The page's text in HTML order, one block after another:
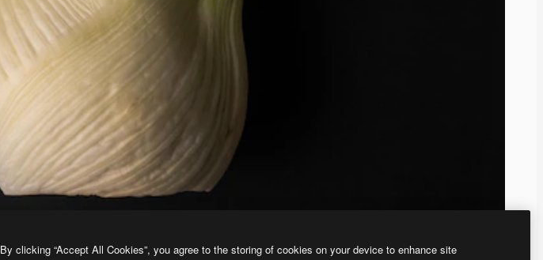
By clicking “Accept All Cookies”, you agree to the storing of cookies on your device to enhance site